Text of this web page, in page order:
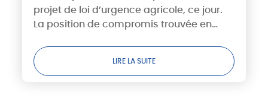
projet de loi d’urgence agricole, ce jour.
La position de compromis trouvée en
sur le sujet des produits phytosanitaires,
a...
LIRE LA SUITE